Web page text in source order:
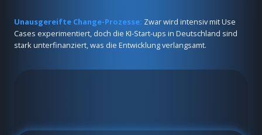
Unausgereifte Change-Prozesse: Zwar wird intensiv mit Use
Cases experimentiert, doch die KI-Start-ups in Deutschland sind
stark unterfinanziert, was die Entwicklung verlangsamt.